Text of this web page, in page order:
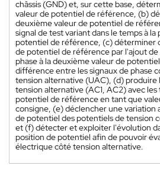
châssis (GND) et, sur cette base,
valeur de potentiel de référence, (b)
deuxième valeur de potentiel de
signal de test variant dans le temps à
potentiel de référence, (c) déterminer
de potentiel de référence par l'ajout
phase à la deuxième valeur de
différence entre les signaux de phase
tension alternative (UAC), (d) produire
tension alternative (AC1, AC2) avec
potentiel de référence en tant que
consigne, (e) déclencher une variation
de potentiel des potentiels de tension
et (f) détecter et exploiter l'évolution
position de potentiel afin de pouvoir
électrique côté tension alternative.